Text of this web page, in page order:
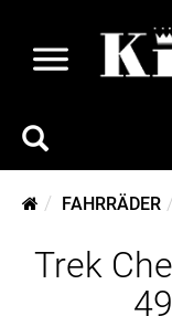
FAHRRÄDER
Trek